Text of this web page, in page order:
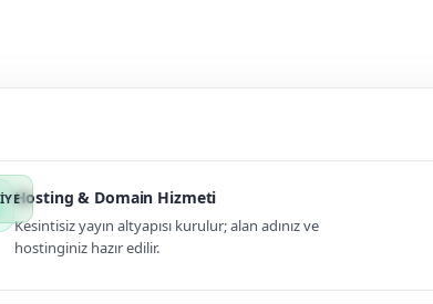
Hosting & Domain Hizmeti
Kesintisiz yayın altyapısı kurulur; alan adınız ve
hostinginiz hazır edilir.